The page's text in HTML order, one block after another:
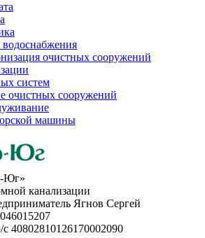
очистных сооружений
систем
очистных сооружений
машины
Юг»
канализации
Ягнов Сергей
с 40802810126170002090